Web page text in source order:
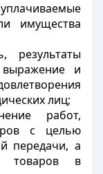
имущества
результаты
и
лиц;
работ,
с целью
передачи, а
товаров в